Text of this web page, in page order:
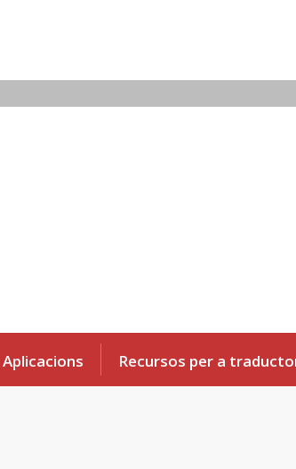
Aplicacions Recursos per a